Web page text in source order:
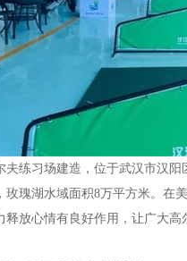
夫练习场建造，位于武汉市汉
玫瑰湖水域面积8万平方米。在
释放心情有良好作用，让广大高